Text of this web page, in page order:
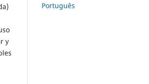
y
Português